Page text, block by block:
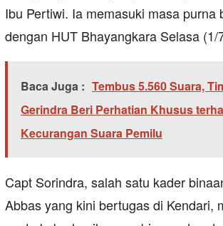
Ibu Pertiwi. Ia memasuki masa purna
dengan HUT Bhayangkara Selasa (1/
Baca Juga : Tembus 5.560 Suara,
Gerindra Beri Perhatian Khusus
Kecurangan Suara Pemilu
Capt Sorindra, salah satu kader
Abbas yang kini bertugas di Kendari,